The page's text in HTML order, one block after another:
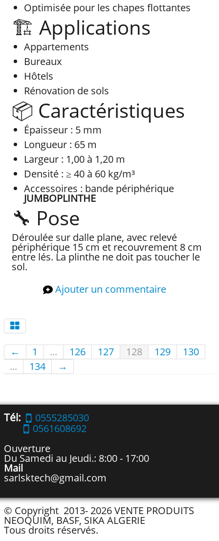
Optimisée pour les chapes flottantes
🏗️ Applications
Appartements
Bureaux
Hôtels
Rénovation de sols
📦 Caractéristiques
Épaisseur : 5 mm
Longueur : 65 m
Largeur : 1,00 à 1,20 m
Densité : ≥ 40 à 60 kg/m³
Accessoires : bande périphérique
JUMBOPLINTHE
🔧 Pose
Déroulée sur dalle plane, avec relevé
périphérique 15 cm et recouvrement 8 cm
entre lés. La plinthe ne doit pas toucher le
sol.
Ajouter un commentaire
← 1 ... 126 127 128 129
130
...
134 →
Tél:
0555285030
0561608692
Ouverture
Du Samedi au Jeudi.: 8:00 - 17:00
Mail
sarlsktech@gmail.com
© Copyright 2013- 2026 VENTE PRODUITS
NEOQUIM, BASF, SIKA ALGERIE
Tous droits réservés.